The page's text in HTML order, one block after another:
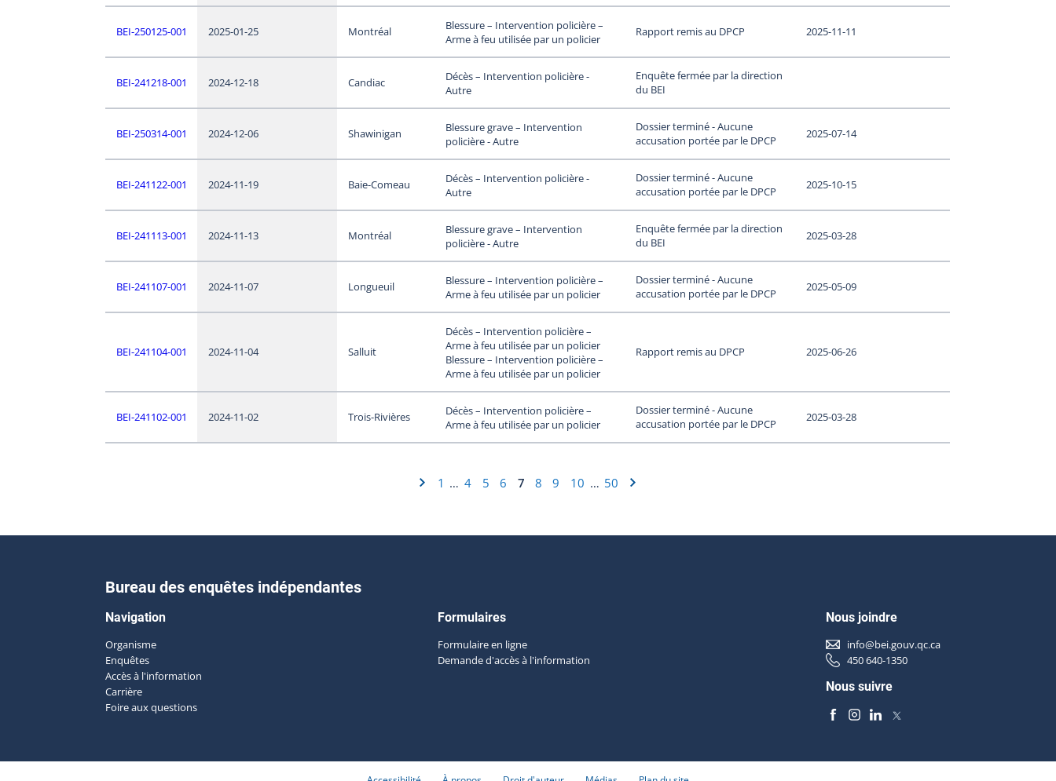
BEI-250125-001 2025-01-25 Montréal
Blessure – Intervention policière –
Arme à feu utilisée par un policier
Rapport remis au DPCP 2025-11-11
BEI-241218-001 2024-12-18 Candiac
Décès – Intervention policière -
Autre
Enquête fermée par la direction
du BEI
BEI-250314-001 2024-12-06 Shawinigan
Blessure grave – Intervention
policière - Autre
Dossier terminé - Aucune
accusation portée par le DPCP
2025-07-14
BEI-241122-001 2024-11-19 Baie-Comeau
Décès – Intervention policière -
Autre
Dossier terminé - Aucune
accusation portée par le DPCP
2025-10-15
BEI-241113-001 2024-11-13 Montréal
Blessure grave – Intervention
policière - Autre
Enquête fermée par la direction
du BEI
2025-03-28
BEI-241107-001 2024-11-07 Longueuil
Blessure – Intervention policière –
Arme à feu utilisée par un policier
Dossier terminé - Aucune
accusation portée par le DPCP
2025-05-09
BEI-241104-001 2024-11-04 Salluit
Décès – Intervention policière –
Arme à feu utilisée par un policier
Blessure – Intervention policière –
Arme à feu utilisée par un policier
Rapport remis au DPCP 2025-06-26
BEI-241102-001 2024-11-02 Trois-Rivières
Décès – Intervention policière –
Arme à feu utilisée par un policier
Dossier terminé - Aucune
accusation portée par le DPCP
2025-03-28
1 … 4 5 6 7 8 9 10 … 50
Bureau des enquêtes indépendantes
Navigation
Organisme
Enquêtes
Accès à l'information
Carrière
Foire aux questions
Formulaires
Formulaire en ligne
Demande d'accès à l'information
Nous joindre
info@bei.gouv.qc.ca
450 640-1350
Nous suivre